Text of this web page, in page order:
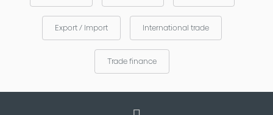
Export / Import International trade
Trade finance